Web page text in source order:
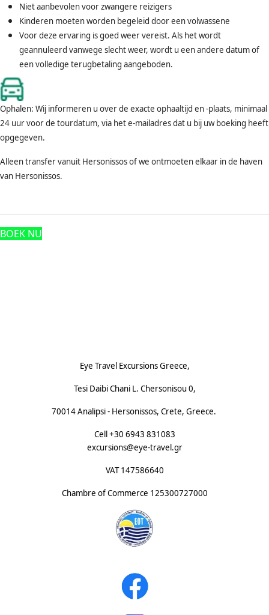
Niet aanbevolen voor zwangere reizigers
Kinderen moeten worden begeleid door een volwassene
Voor deze ervaring is goed weer vereist. Als het wordt
geannuleerd vanwege slecht weer, wordt u een andere datum of
een volledige terugbetaling aangeboden.
Ophalen: Wij informeren u over de exacte ophaaltijd en -plaats, minimaal
24 uur voor de tourdatum, via het e-mailadres dat u bij uw boeking heeft
opgegeven.
Alleen transfer vanuit Hersonissos of we ontmoeten elkaar in de haven
van Hersonissos.
BOEK NU
Eye Travel Excursions Greece,
Tesi Daibi Chani L. Chersonisou 0,
70014 Analipsi - Hersonissos, Crete, Greece.
Cell +30 6943 831083
excursions@eye-travel.gr
VAT 147586640
Chambre of Commerce 125300727000